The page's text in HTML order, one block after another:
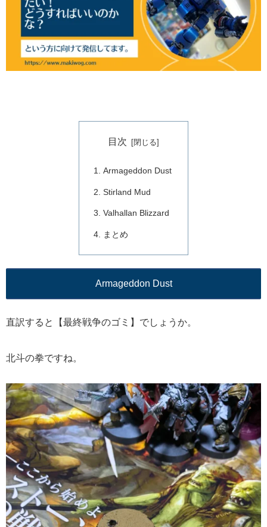
目次
Armageddon Dust
Stirland Mud
Valhallan Blizzard
まとめ
Armageddon Dust
直訳すると【最終戦争のゴミ】でしょうか。
北斗の拳ですね。